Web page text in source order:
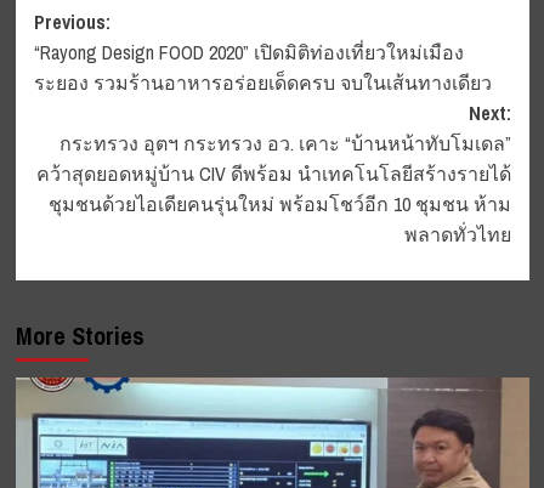
Post
navigation
Previous:
“Rayong Design FOOD 2020” เปิดมิติท่องเที่ยวใหม่เมือง
ระยอง รวมร้านอาหารอร่อยเด็ดครบ จบในเส้นทางเดียว
Next:
กระทรวง อุตฯ กระทรวง อว. เคาะ “บ้านหน้าทับโมเดล”
คว้าสุดยอดหมู่บ้าน CIV ดีพร้อม นำเทคโนโลยีสร้างรายได้
ชุมชนด้วยไอเดียคนรุ่นใหม่ พร้อมโชว์อีก 10 ชุมชน ห้าม
พลาดทั่วไทย
More Stories